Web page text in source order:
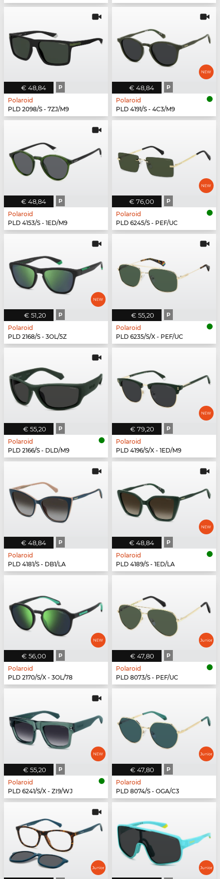
€ 48,84 P
Polaroid
PLD 2098/S - 7ZJ/M9
€ 48,84 P
Polaroid
PLD 4191/S - 4C3/M9
€ 48,84 P
Polaroid
PLD 4153/S - 1ED/M9
€ 76,00 P
Polaroid
PLD 6245/S - PEF/UC
€ 51,20 P
Polaroid
PLD 2168/S - 3OL/5Z
€ 55,20 P
Polaroid
PLD 6235/S/X - PEF/UC
€ 55,20 P
Polaroid
PLD 2166/S - DLD/M9
€ 79,20 P
Polaroid
PLD 4196/S/X - 1ED/M9
€ 48,84 P
Polaroid
PLD 4181/S - DB1/LA
€ 48,84 P
Polaroid
PLD 4189/S - 1ED/LA
€ 56,00 P
Polaroid
PLD 2170/S/X - 3OL/78
€ 47,80 P
Polaroid
PLD 8073/S - PEF/UC
€ 55,20 P
Polaroid
PLD 6241/S/X - ZI9/WJ
€ 47,80 P
Polaroid
PLD 8074/S - OGA/C3